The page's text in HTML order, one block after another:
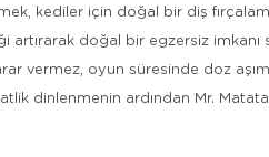
kediler için doğal bir diş
doğal bir egzersiz imkanı
vermez, oyun süresinde doz
dinlenmenin ardından Mr.